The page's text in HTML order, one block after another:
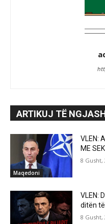
ARTIKUJ TË
Maqedoni
VLEN:
ME
8 Gusht,
VLEN:
ditën
8 Gusht,